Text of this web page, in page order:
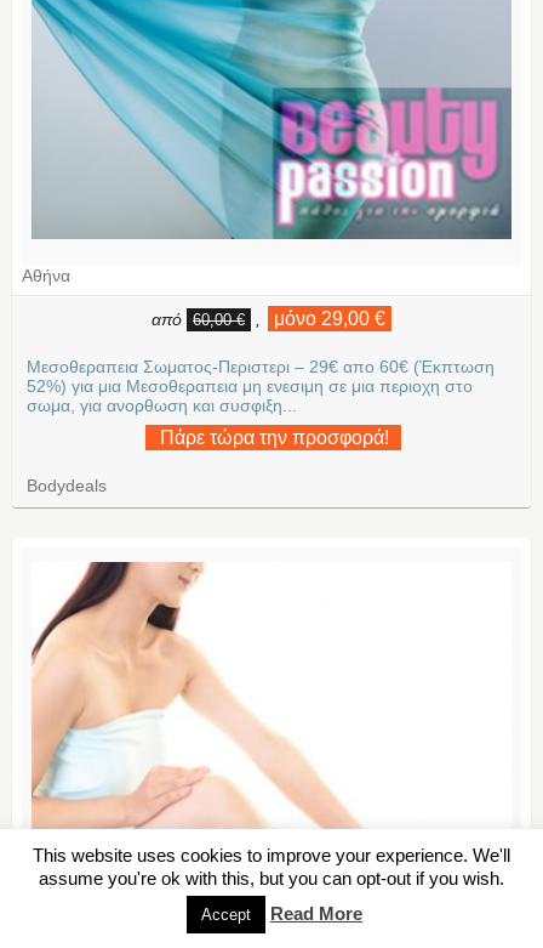
Αθήνα
από 60,00 € μόνο 29,00 €
Μεσοθεραπεια Σωματος-Περιστερι – 29€ απο 60€ (Έκπτωση
52%) για μια Μεσοθεραπεια μη ενεσιμη σε μια περιοχη στο
σωμα, για ανορθωση και συσφιξη...
Πάρε τώρα την προσφορά!
Bodydeals
This website uses cookies to improve your experience. We'll
assume you're ok with this, but you can opt-out if you wish.
Accept Read More